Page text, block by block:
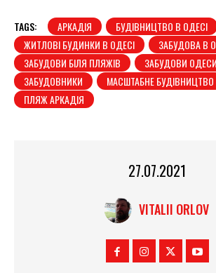
TAGS: АРКАДІЯ БУДІВНИЦТВО В ОДЕСІ
ЖИТЛОВІ БУДИНКИ В ОДЕСІ
ЗАБУДОВА В
ЗАБУДОВИ БІЛЯ ПЛЯЖІВ
ЗАБУДОВИ ОДЕСИ
ЗАБУДОВНИКИ
МАСШТАБНЕ БУДІВНИЦТВО
ПЛЯЖ АРКАДІЯ
27.07.2021
VITALII ORLOV